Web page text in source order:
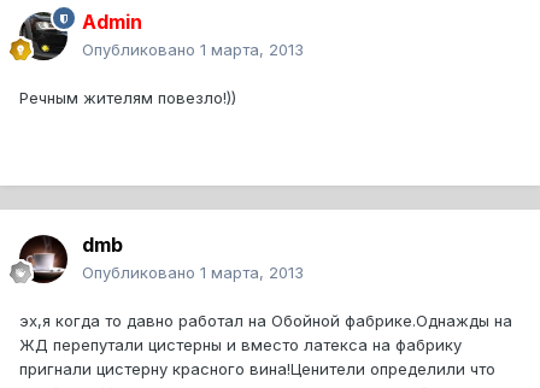
Admin
Опубликовано 1 марта, 2013
Речным жителям повезло!))
dmb
Опубликовано 1 марта, 2013
эх,я когда то давно работал на Обойной фабрике.Однажды на
ЖД перепутали цистерны и вместо латекса на фабрику
пригнали цистерну красного вина!Ценители определили что